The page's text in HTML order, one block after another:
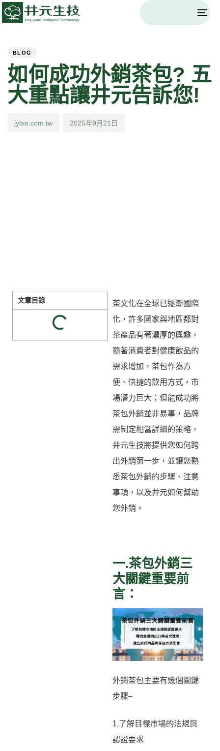
BLOG
如何成功外銷茶包? 五
大重點讓井元告訴您!
jybio.com.tw 2025年9月21日
文章目錄
茶文化在全球已逐漸國際
化，許多國家與地區都對
茶產品有著濃厚的興趣，
隨著消費者對健康飲品的
需求增加，茶包作為方
便、快捷的飲用方式，市
場潛力巨大；但能成功將
茶包外銷並非易事，品牌
需制定相當詳細的策略，
井元生技將提供您如何跨
出外銷第一步，並讓您熟
悉茶包外銷的步驟、注意
事項，以及井元如何幫助
您外銷。
一.茶包外銷三
大關鍵重要前
言：
外銷茶包主要有幾個關鍵
步驟–
1.了解目標市場的法規與
認證要求